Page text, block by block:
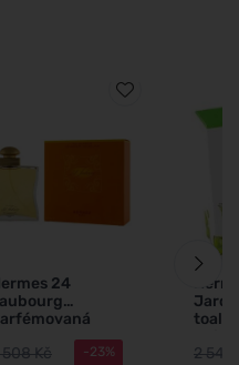
24
voda 100 ml pro
508 Kč -23%
2 542